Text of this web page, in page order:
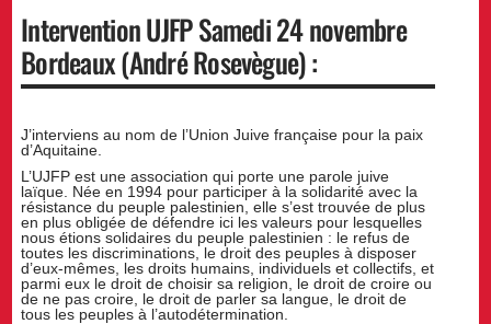
Intervention UJFP Samedi 24 novembre
Bordeaux (André Rosevègue) :
J’interviens au nom de l’Union Juive française pour la paix
d’Aquitaine.
L’UJFP est une association qui porte une parole juive
laïque. Née en 1994 pour participer à la solidarité avec la
résistance du peuple palestinien, elle s’est trouvée de plus
en plus obligée de défendre ici les valeurs pour lesquelles
nous étions solidaires du peuple palestinien : le refus de
toutes les discriminations, le droit des peuples à disposer
d’eux-mêmes, les droits humains, individuels et collectifs, et
parmi eux le droit de choisir sa religion, le droit de croire ou
de ne pas croire, le droit de parler sa langue, le droit de
tous les peuples à l’autodétermination.